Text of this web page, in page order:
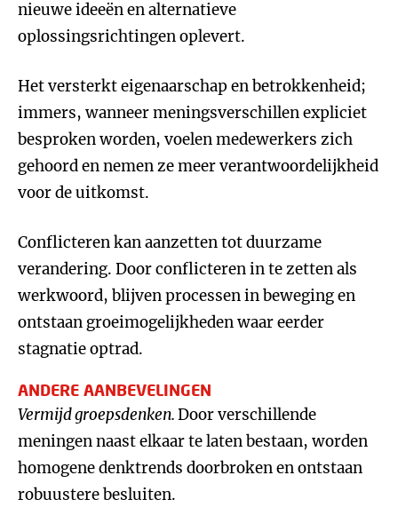
nieuwe ideeën en alternatieve
oplossingsrichtingen oplevert.
Het versterkt eigenaarschap en betrokkenheid;
immers, wanneer meningsverschillen expliciet
besproken worden, voelen medewerkers zich
gehoord en nemen ze meer verantwoordelijkheid
voor de uitkomst.
Conflicteren kan aanzetten tot duurzame
verandering. Door conflicteren in te zetten als
werkwoord, blijven processen in beweging en
ontstaan groeimogelijkheden waar eerder
stagnatie optrad.
ANDERE AANBEVELINGEN
Vermijd groepsdenken.Door verschillende
meningen naast elkaar te laten bestaan, worden
homogene denktrends doorbroken en ontstaan
robuustere besluiten.